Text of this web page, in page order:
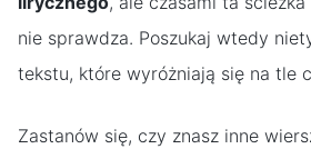
nie sprawdza. Poszukaj wtedy
tekstu, które wyróżniają się na tle
Zastanów się, czy znasz inne